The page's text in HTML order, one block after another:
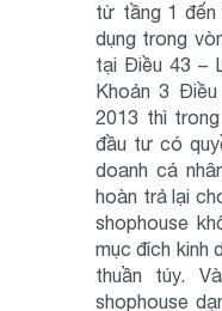
từ tầng 1 đến
dụng trong
tại Điều 43 –
Khoản 3
2013 thì
đầu tư có
doanh cá
hoàn trả lại
shophouse
mục đích kinh
thuần túy.
shophouse